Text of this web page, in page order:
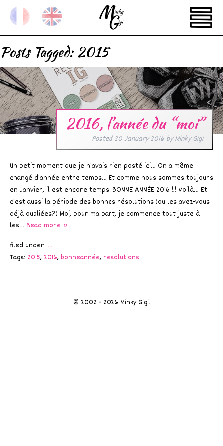
Posts Tagged:2015
2016, l’année du “moi”
Posted20 January 2016 byMinky Gigi
Un petit moment que je n’avais rien posté ici… On a même
changé d’année entre temps… Et comme nous sommes toujours
en Janvier, il est encore temps: BONNE ANNÉE 2016 !!! Voilà… Et
c’est aussi la période des bonnes résolutions (ou les avez-vous
déjà oubliées?) Moi, pour ma part, je commence tout juste à
les… Read more »
filed under: ...
Tags: 2015,2016,bonneannée,resolutions
© 2002 - 2026 Minky Gigi.